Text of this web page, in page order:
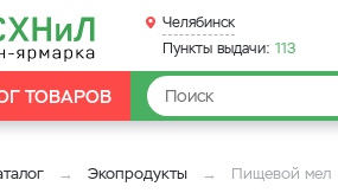
Челябинск
Пункты выдачи: 113
ТОВАРОВ
Экопродукты Пищевой мел